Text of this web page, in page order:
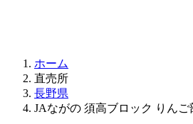
ホーム
直売所
長野県
JAながの 須高ブロック りん